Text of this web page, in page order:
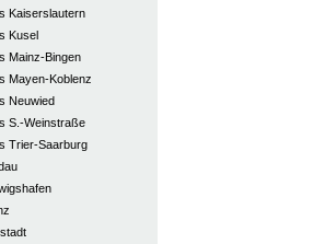
Kaiserslautern
Kusel
Mainz-Bingen
Mayen-Koblenz
Neuwied
S.-Weinstraße
Trier-Saarburg